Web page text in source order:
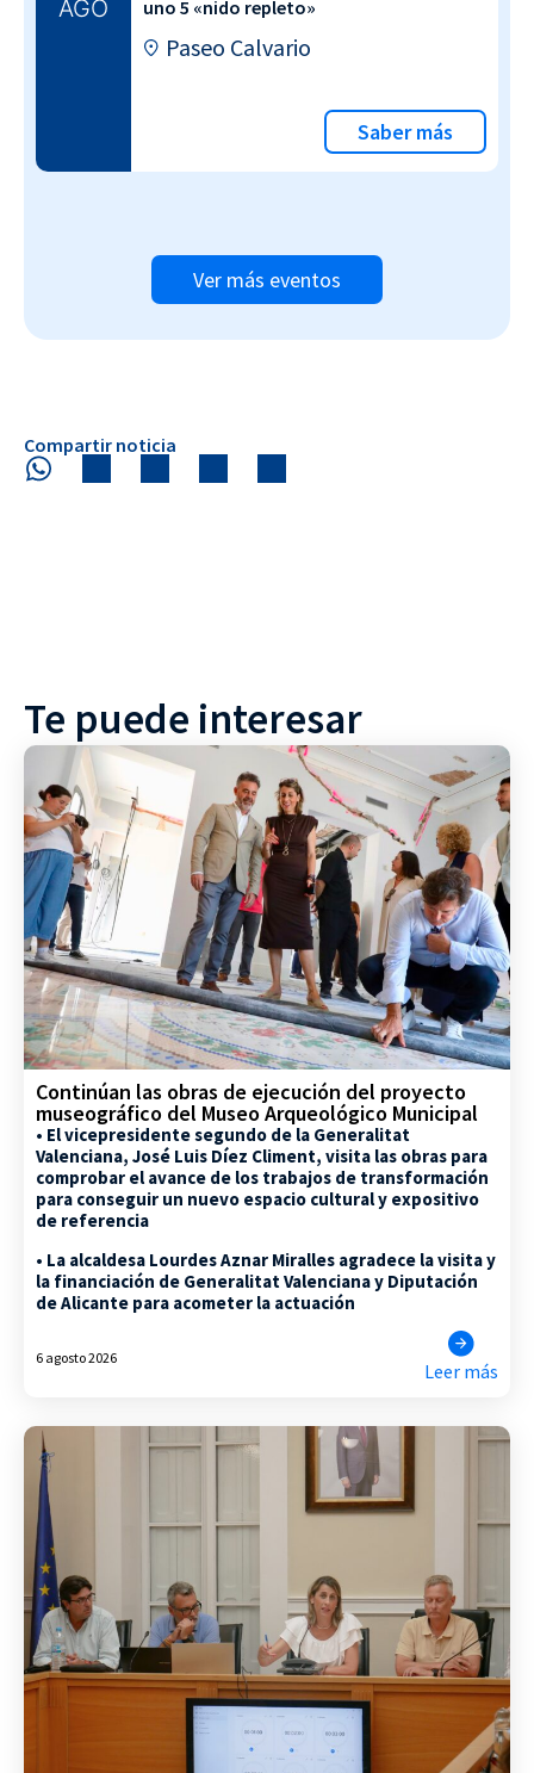
AGO uno 5 «nido repleto»
Paseo Calvario
Saber más
Ver más eventos
Compartir noticia
Te puede interesar
Continúan las obras de ejecución del proyecto
museográfico del Museo Arqueológico Municipal
• El vicepresidente segundo de la Generalitat
Valenciana, José Luis Díez Climent, visita las obras para
comprobar el avance de los trabajos de transformación
para conseguir un nuevo espacio cultural y expositivo
de referencia
• La alcaldesa Lourdes Aznar Miralles agradece la visita y
la financiación de Generalitat Valenciana y Diputación
de Alicante para acometer la actuación
6 agosto 2026
Leer más